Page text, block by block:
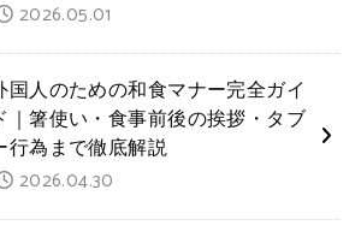
2026.05.01
国人のための和食マナー完全ガイ
｜箸使い・食事前後の挨拶・タブ
行為まで徹底解説
2026.04.30